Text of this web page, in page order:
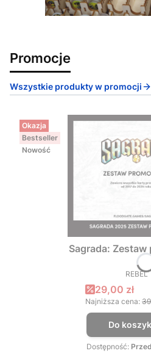
Promocje
Wszystkie produkty w promocji
Okazja
Bestseller
Nowość
Sagrada:
REBEL
Cena
29,00 zł
Najniższa cena:
Do
Dostępność: